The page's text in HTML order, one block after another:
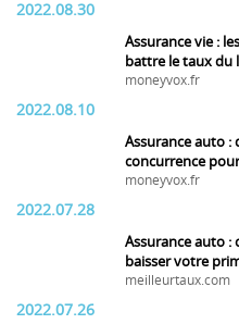
2022.08.30
Assurance vie :
battre le taux du
moneyvox.fr
2022.08.10
Assurance auto :
concurrence
moneyvox.fr
2022.07.28
Assurance auto :
baisser votre
meilleurtaux.com
2022.07.26